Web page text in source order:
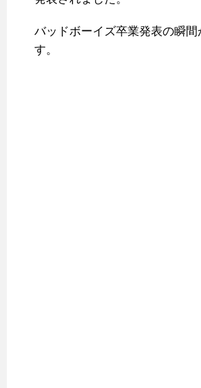
バッドボーイズ卒業発表の瞬間
す。